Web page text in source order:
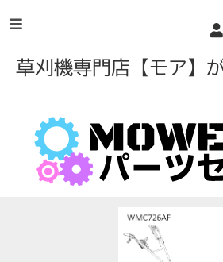
草刈機専門店【モア】